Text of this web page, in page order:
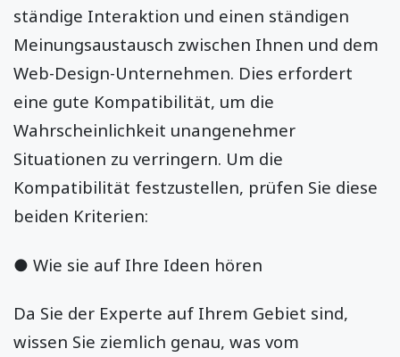
ständige Interaktion und einen ständigen
Meinungsaustausch zwischen Ihnen und dem
Web-Design-Unternehmen. Dies erfordert
eine gute Kompatibilität, um die
Wahrscheinlichkeit unangenehmer
Situationen zu verringern. Um die
Kompatibilität festzustellen, prüfen Sie diese
beiden Kriterien:
● Wie sie auf Ihre Ideen hören
Da Sie der Experte auf Ihrem Gebiet sind,
wissen Sie ziemlich genau, was vom